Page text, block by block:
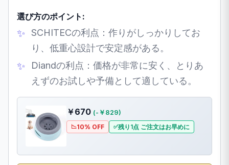
選び方のポイント:
SCHITECの利点：作りがしっかりしてお
り、低重心設計で安定感がある。
Diandの利点：価格が非常に安く、とりあ
えずのお試しや予備として適している。
￥670 (-￥829)
10% OFF
残り1点 ご注文はお早めに